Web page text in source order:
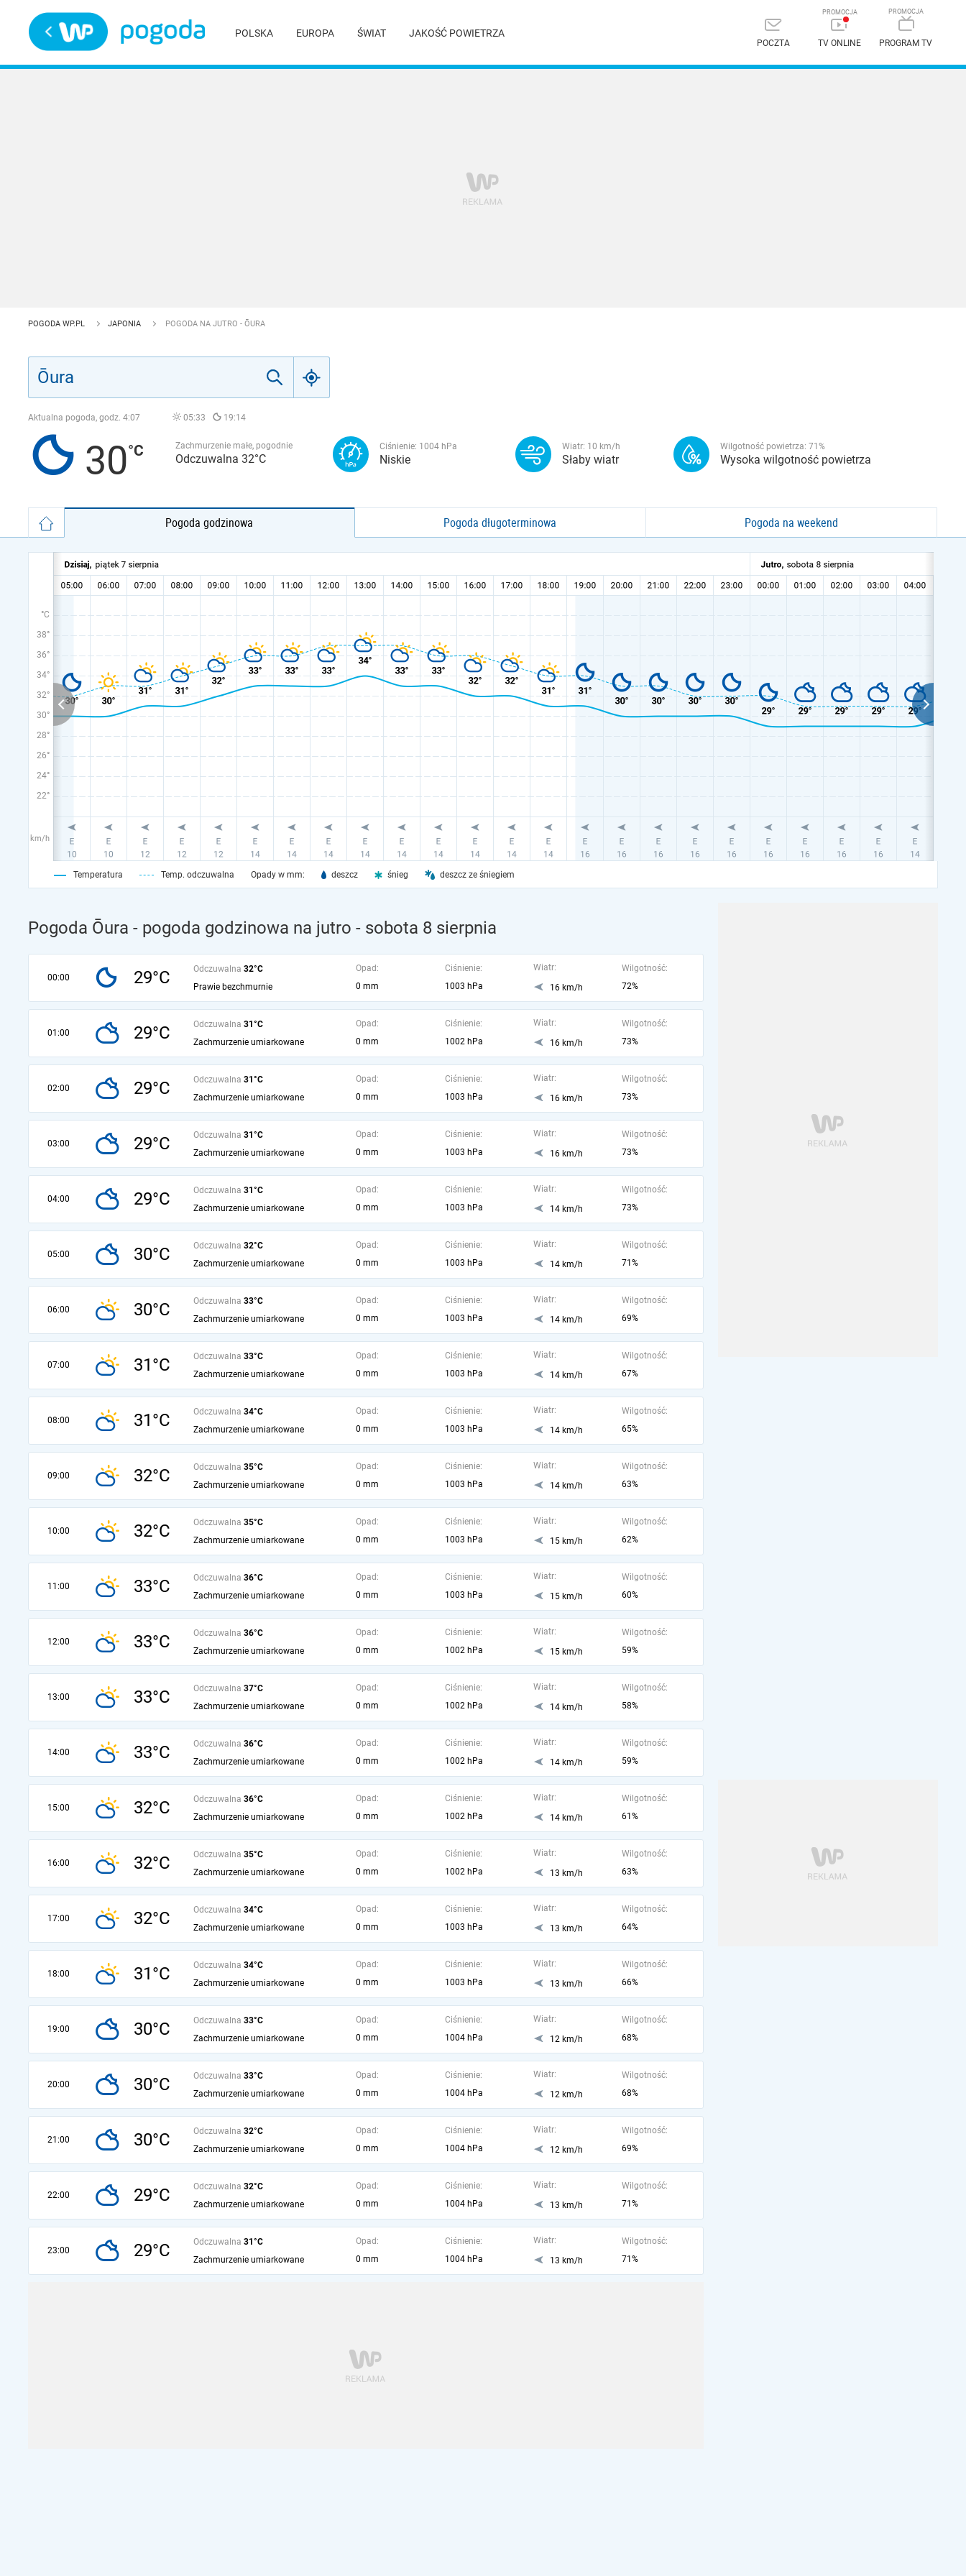
POLSKA EUROPA ŚWIAT JAKOŚĆ POWIETRZA
POCZTA TV ONLINE PROGRAM TV
POGODA WP.PL JAPONIA POGODA NA JUTRO - ŌURA
Aktualna pogoda, godz. 4:07 05:33 19:14
30 Zachmurzenie małe, pogodnie
Odczuwalna 32°C
Ciśnienie: 1004 hPa
Niskie
Wiatr: 10 km/h
Słaby wiatr
Wilgotność powietrza: 71 %
Wysoka wilgotność powietrza
Pogoda godzinowa Pogoda długoterminowa Pogoda na weekend
°C
38°
36°
34°
32°
30°
28°
26°
24°
22°
km/h
Temperatura Temp. odczuwalna Opady w mm: deszcz śnieg deszcz ze śniegiem
Pogoda Ōura - pogoda godzinowa na jutro - sobota 8 sierpnia
00:00 29°C Odczuwalna 32°C
Prawie bezchmurnie
Opad:
0 mm
Ciśnienie:
1003 hPa
Wiatr:
16 km/h
Wilgotność:
72%
01:00 29°C Odczuwalna 31°C
Zachmurzenie umiarkowane
Opad:
0 mm
Ciśnienie:
1002 hPa
Wiatr:
16 km/h
Wilgotność:
73%
02:00 29°C Odczuwalna 31°C
Zachmurzenie umiarkowane
Opad:
0 mm
Ciśnienie:
1003 hPa
Wiatr:
16 km/h
Wilgotność:
73%
03:00 29°C Odczuwalna 31°C
Zachmurzenie umiarkowane
Opad:
0 mm
Ciśnienie:
1003 hPa
Wiatr:
16 km/h
Wilgotność:
73%
04:00 29°C Odczuwalna 31°C
Zachmurzenie umiarkowane
Opad:
0 mm
Ciśnienie:
1003 hPa
Wiatr:
14 km/h
Wilgotność:
73%
05:00 30°C Odczuwalna 32°C
Zachmurzenie umiarkowane
Opad:
0 mm
Ciśnienie:
1003 hPa
Wiatr:
14 km/h
Wilgotność:
71%
06:00 30°C Odczuwalna 33°C
Zachmurzenie umiarkowane
Opad:
0 mm
Ciśnienie:
1003 hPa
Wiatr:
14 km/h
Wilgotność:
69%
07:00 31°C Odczuwalna 33°C
Zachmurzenie umiarkowane
Opad:
0 mm
Ciśnienie:
1003 hPa
Wiatr:
14 km/h
Wilgotność:
67%
08:00 31°C Odczuwalna 34°C
Zachmurzenie umiarkowane
Opad:
0 mm
Ciśnienie:
1003 hPa
Wiatr:
14 km/h
Wilgotność:
65%
09:00 32°C Odczuwalna 35°C
Zachmurzenie umiarkowane
Opad:
0 mm
Ciśnienie:
1003 hPa
Wiatr:
14 km/h
Wilgotność:
63%
10:00 32°C Odczuwalna 35°C
Zachmurzenie umiarkowane
Opad:
0 mm
Ciśnienie:
1003 hPa
Wiatr:
15 km/h
Wilgotność:
62%
11:00 33°C Odczuwalna 36°C
Zachmurzenie umiarkowane
Opad:
0 mm
Ciśnienie:
1003 hPa
Wiatr:
15 km/h
Wilgotność:
60%
12:00 33°C Odczuwalna 36°C
Zachmurzenie umiarkowane
Opad:
0 mm
Ciśnienie:
1002 hPa
Wiatr:
15 km/h
Wilgotność:
59%
13:00 33°C Odczuwalna 37°C
Zachmurzenie umiarkowane
Opad:
0 mm
Ciśnienie:
1002 hPa
Wiatr:
14 km/h
Wilgotność:
58%
14:00 33°C Odczuwalna 36°C
Zachmurzenie umiarkowane
Opad:
0 mm
Ciśnienie:
1002 hPa
Wiatr:
14 km/h
Wilgotność:
59%
15:00 32°C Odczuwalna 36°C
Zachmurzenie umiarkowane
Opad:
0 mm
Ciśnienie:
1002 hPa
Wiatr:
14 km/h
Wilgotność:
61%
16:00 32°C Odczuwalna 35°C
Zachmurzenie umiarkowane
Opad:
0 mm
Ciśnienie:
1002 hPa
Wiatr:
13 km/h
Wilgotność:
63%
17:00 32°C Odczuwalna 34°C
Zachmurzenie umiarkowane
Opad:
0 mm
Ciśnienie:
1003 hPa
Wiatr:
13 km/h
Wilgotność:
64%
18:00 31°C Odczuwalna 34°C
Zachmurzenie umiarkowane
Opad:
0 mm
Ciśnienie:
1003 hPa
Wiatr:
13 km/h
Wilgotność:
66%
19:00 30°C Odczuwalna 33°C
Zachmurzenie umiarkowane
Opad:
0 mm
Ciśnienie:
1004 hPa
Wiatr:
12 km/h
Wilgotność:
68%
20:00 30°C Odczuwalna 33°C
Zachmurzenie umiarkowane
Opad:
0 mm
Ciśnienie:
1004 hPa
Wiatr:
12 km/h
Wilgotność:
68%
21:00 30°C Odczuwalna 32°C
Zachmurzenie umiarkowane
Opad:
0 mm
Ciśnienie:
1004 hPa
Wiatr:
12 km/h
Wilgotność:
69%
22:00 29°C Odczuwalna 32°C
Zachmurzenie umiarkowane
Opad:
0 mm
Ciśnienie:
1004 hPa
Wiatr:
13 km/h
Wilgotność:
71%
23:00 29°C Odczuwalna 31°C
Zachmurzenie umiarkowane
Opad:
0 mm
Ciśnienie:
1004 hPa
Wiatr:
13 km/h
Wilgotność:
71%